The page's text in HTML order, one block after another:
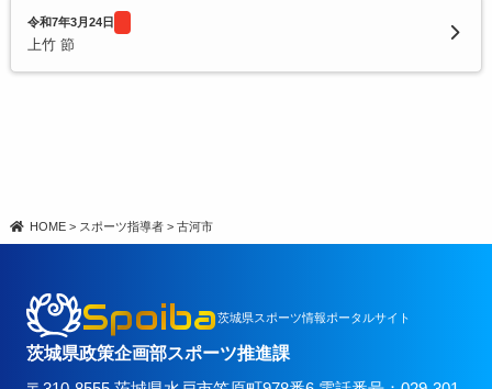
令和7年3月24日
上竹 節
HOME > スポーツ指導者 >古河市
Spoiba茨城県スポーツ情報ポータルサイト
茨城県政策企画部スポーツ推進課